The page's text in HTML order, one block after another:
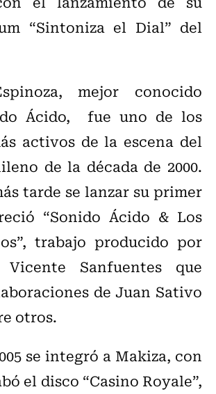
“Sintoniza el Dial” del
mejor conocido
Ácido, fue uno de los
activos de la escena del
de la década de 2000.
tarde se lanzar su primer
“Sonido Ácido & Los
trabajo producido por
Sanfuentes que
de Juan Sativo
otros.
se integró a Makiza, con
el disco “Casino Royale”,